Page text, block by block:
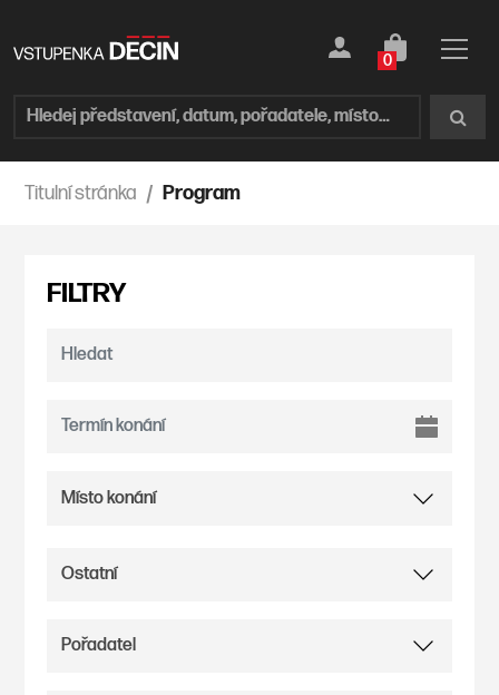
0
Titulní stránka Program
FILTRY